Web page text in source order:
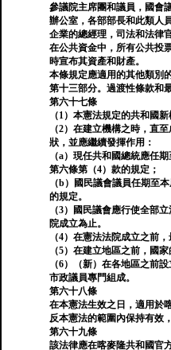
參議院主席團和議員，國會
辦公室，各部部長和此類人
企業的總經理，司法和法律
在公共資金中，所有公共投
時宣布其資產和財產。
本條規定應適用的其他類別
第十三部分。過渡性條款和
第六十七條
（1）本憲法規定的共和國新
（2）在建立機構之時，直
狀，並應繼續發揮作用：
（a）現任共和國總統應任
第六條第（4）款的規定；
（b）國民議會議員任期至
的規定。
（3）國民議會應行使全部
院成立為止。
（4）在憲法法院成立之前
（5）在建立地區之前，國
（6）（新）在各地區之前
市政議員專門組成。
第六十八條
在本憲法生效之日，適用於
反本憲法的範圍內保持有效
第六十九條
該法律應在喀麥隆共和國官